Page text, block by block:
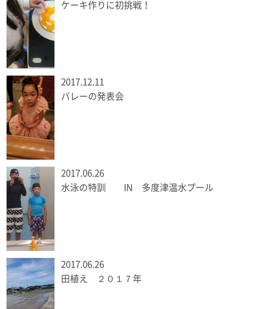
ケーキ作りに初挑戦！
2017.12.11
バレーの発表会
2017.06.26
水泳の特訓 IN 多度津温水プール
2017.06.26
田植え ２０１７年